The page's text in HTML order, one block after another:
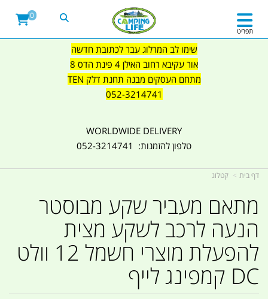
שימו לב המרלוג עבר לכתובת חדשה
אור עקיבא רחוב האילן 4 פינת הדס 8
מתחם העסקים מבנה תחנת דלק TEN
052-3214741
WORLDWIDE DELIVERY
טלפון להזמנות: 052-3214741
תפריט
0
דף בית קטלוג
מתאם מעביר שקע מבוסטר
הנעה לרכב לשקע מצית
להפעלת מוצרי חשמל 12 וולט
DC קמפינג לייף